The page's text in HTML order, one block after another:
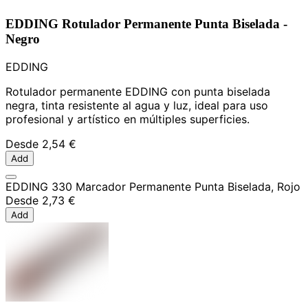
EDDING Rotulador Permanente Punta Biselada -
Negro
EDDING
Rotulador permanente EDDING con punta biselada
negra, tinta resistente al agua y luz, ideal para uso
profesional y artístico en múltiples superficies.
Desde 2,54 €
Add
EDDING 330 Marcador Permanente Punta Biselada, Rojo
Desde 2,73 €
Add